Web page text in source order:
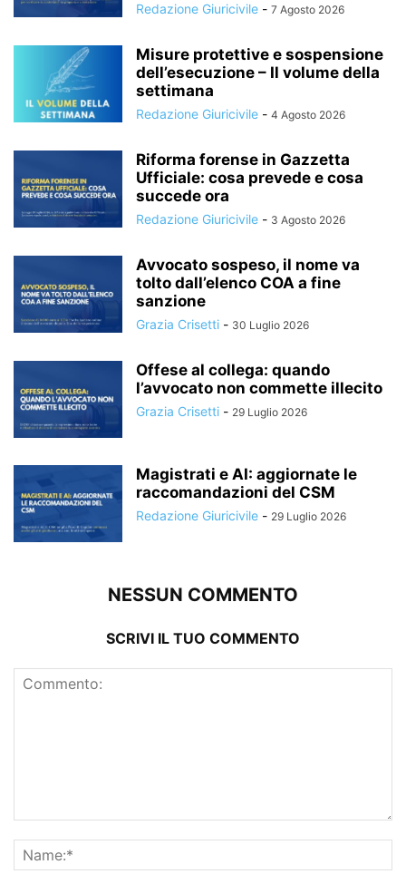
Redazione Giuricivile - 7 Agosto 2026
Misure protettive e sospensione
dell’esecuzione – Il volume della
settimana
Redazione Giuricivile - 4 Agosto 2026
Riforma forense in Gazzetta
Ufficiale: cosa prevede e cosa
succede ora
Redazione Giuricivile - 3 Agosto 2026
Avvocato sospeso, il nome va
tolto dall’elenco COA a fine
sanzione
Grazia Crisetti - 30 Luglio 2026
Offese al collega: quando
l’avvocato non commette illecito
Grazia Crisetti - 29 Luglio 2026
Magistrati e AI: aggiornate le
raccomandazioni del CSM
Redazione Giuricivile - 29 Luglio 2026
NESSUN COMMENTO
SCRIVI IL TUO COMMENTO